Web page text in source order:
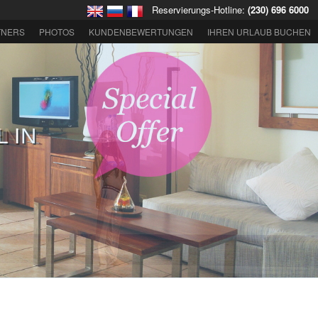
Reservierungs-Hotline: (230) 696 6000
PHOTOS KUNDENBEWERTUNGEN IHREN URLAUB BUCHEN
IN